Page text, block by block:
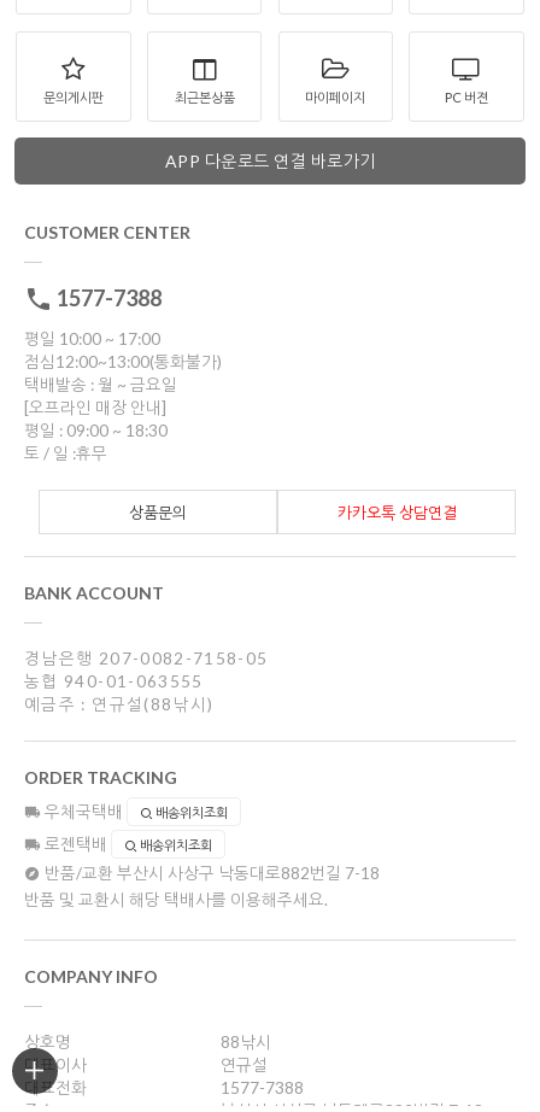
문의게시판 최근본상품 마이페이지 PC 버젼
APP 다운로드 연결 바로가기
CUSTOMER CENTER
1577-7388
평일 10:00 ~ 17:00
점심12:00~13:00(통화불가)
택배발송 : 월 ~ 금요일
[오프라인 매장 안내]
평일 : 09:00 ~ 18:30
토 / 일 :휴무
카카오톡 상담연결
상품문의
BANK ACCOUNT
경남은행 207-0082-7158-05
농협 940-01-063555
예금주 : 연규설(88낚시)
ORDER TRACKING
우체국택배 배송위치조회
로젠택배 배송위치조회
반품/교환 부산시 사상구 낙동대로882번길 7-18
반품 및 교환시 해당 택배사를 이용해주세요.
COMPANY INFO
상호명
88낚시
대표이사
연규설
대표전화
1577-7388